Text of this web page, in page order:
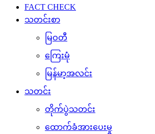
FACT CHECK
သတင်းစာ
မြဝတီ
ကြေးမုံ
မြန်မာ့အလင်း
သတင်း
တိုက်ပွဲသတင်း
ထောက်ခံအားပေးမှု